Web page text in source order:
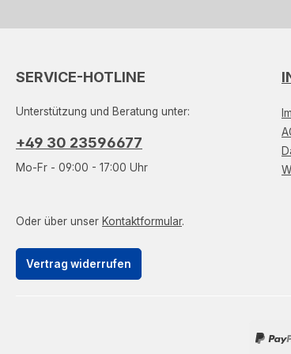
SERVICE-HOTLINE
Unterstützung und Beratung unter:
+49 30 23596677
Mo-Fr - 09:00 - 17:00 Uhr
Oder über unser Kontaktformular.
Vertrag widerrufen